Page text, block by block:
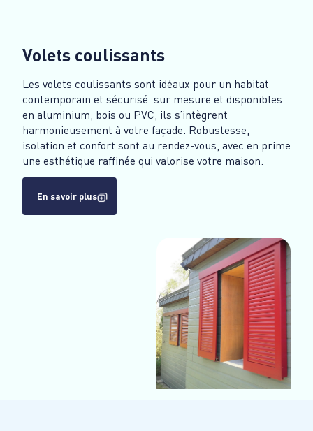
Volets coulissants
Les volets coulissants sont idéaux pour un habitat
contemporain et sécurisé. sur mesure et disponibles
en aluminium, bois ou PVC, ils s’intègrent
harmonieusement à votre façade. Robustesse,
isolation et confort sont au rendez-vous, avec en prime
une esthétique raffinée qui valorise votre maison.
En savoir plus